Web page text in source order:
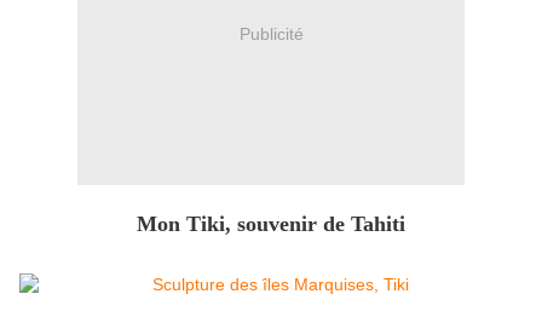
Publicité
Mon Tiki, souvenir de Tahiti